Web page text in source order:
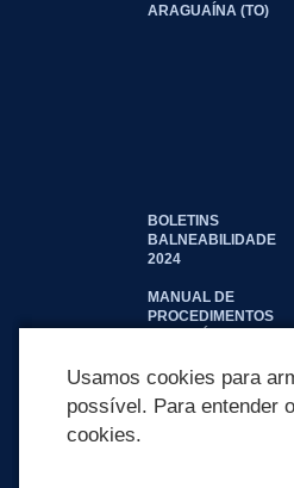
ARAGUAÍNA (TO)
BOLETINS
BALNEABILIDADE
2024
MANUAL DE
PROCEDIMENTOS
Usamos cookies para
possível. Para entender
cookies.